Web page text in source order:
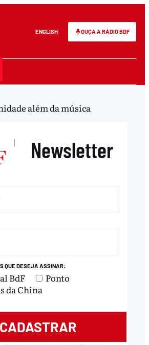
ENGLISH OUÇA A RÁDIO BDF
além da música
| Newsletter
QUE DESEJA ASSINAR:
BdF
Ponto
da China